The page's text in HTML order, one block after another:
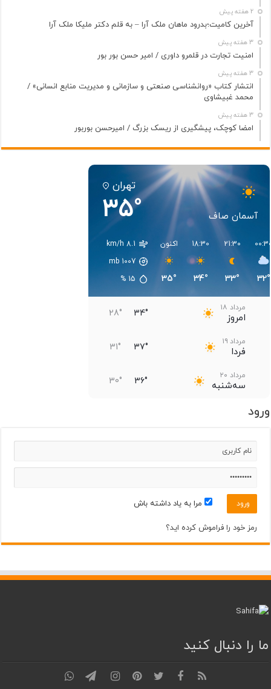
2 هفته پیش
آخرین کامیت؛بدرود ماهان ملک آرا – به قلم دکتر ملیکا ملک آرا
3 هفته پیش
امنیت تجارت در قلمرو داوری / امیر حسن بور بور
3 هفته پیش
انتشار کتاب «روانشناسی صنعتی و سازمانی و مدیریت منابع انسانی» /
محمد غبیشاوی
3 هفته پیش
امضا کوچک، پیشگیری از ریسک بزرگ / امیرحسن بوربور
تهران
35° آسمان صاف
8.1 km/h
1007
mb
15
%
اکنون
35°
18:30
34°
21:30
33° 32°
مرداد ۱۸
امروز 34°
28°
مرداد ۱۹
فردا 37°
31°
مرداد ۲۰
سه‌شنبه 36°
30°
مرداد ۲۲
پنجشنبه
مرداد ۲۳
مرداد ۲۴
شنبه
ورود
مرا به یاد داشته باش
رمز خود را فراموش کرده اید؟
ما را دنبال کنید